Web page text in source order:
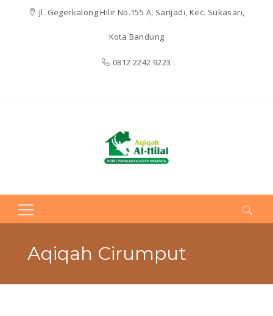
Jl. Gegerkalong Hilir No.155 A, Sarijadi, Kec. Sukasari,
Kota Bandung
0812 2242 9223
Search
Aqiqah Cirumput